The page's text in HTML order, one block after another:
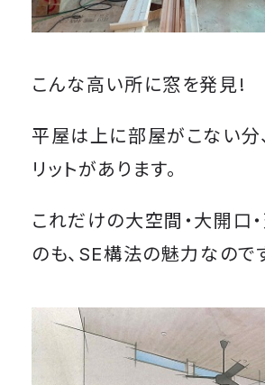
こんな高い所に窓を発見!
平屋は上に部屋がこない分
リットがあります。
これだけの大空間・大開口
のも、SE構法の魅力なのです